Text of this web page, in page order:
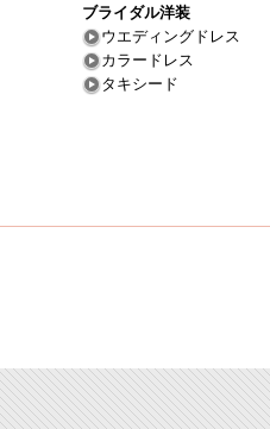
ブライダル洋装
ウエディングドレス
カラードレス
タキシード